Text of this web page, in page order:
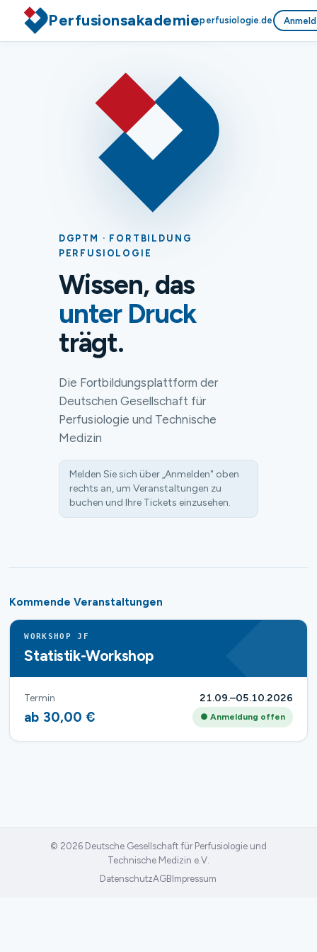
Perfusionsakademieperfusiologie.de
DGPTM · FORTBILDUNG
PERFUSIOLOGIE
Wissen, das
unter Druck
trägt.
Die Fortbildungsplattform der
Deutschen Gesellschaft für
Perfusiologie und Technische
Medizin
Melden Sie sich über „Anmelden" oben
rechts an, um Veranstaltungen zu
buchen und Ihre Tickets einzusehen.
Kommende Veranstaltungen
WORKSHOP JF
Statistik-Workshop
Termin 21.09.–05.10.2026
ab 30,00 € ● Anmeldung offen
© 2026 Deutsche Gesellschaft für Perfusiologie und
Technische Medizin e.V.
DatenschutzAGB Impressum